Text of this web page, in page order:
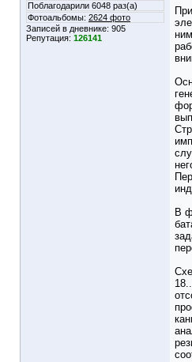
Поблагодарили 6048 раз(а)
Фотоальбомы: 2624 фото
Записей в дневнике: 905
Репутация: 126141
В